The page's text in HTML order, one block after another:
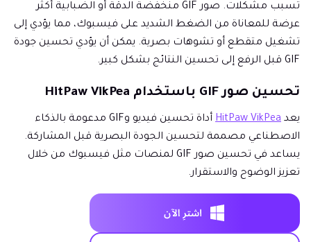
تسبب مشكلات. صور GIF منخفضة الدقة أو الضبابية أكثر
عرضة للمعاناة من الضغط الشديد على فيسبوك، مما يؤدي إلى
تشغيل متقطع أو تشوهات بصرية. يمكن أن يؤدي تحسين جودة
GIF قبل الرفع إلى تحسين النتائج بشكل كبير.
تحسين صور GIF باستخدام HitPaw VikPea
يعد HitPaw VikPea
أداة تحسين فيديو وGIF مدعومة بالذكاء
الاصطناعي مصممة لتحسين الجودة البصرية قبل المشاركة.
يساعد في تحسين صور GIF لمنصات مثل فيسبوك من خلال
تعزيز الوضوح والاستقرار.